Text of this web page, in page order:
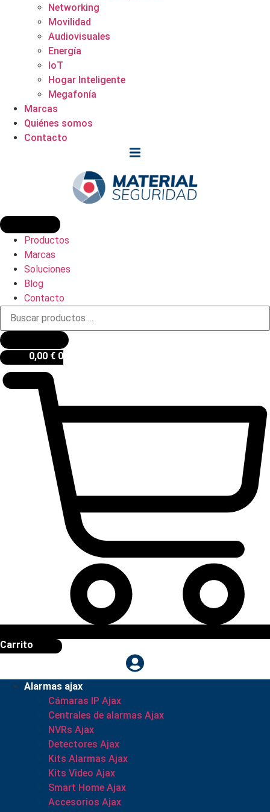
Networking
Movilidad
Audiovisuales
Energía
IoT
Hogar Inteligente
Megafonía
Marcas
Quiénes somos
Contacto
Productos
Marcas
Soluciones
Blog
Contacto
Búsqueda
productos
0,00 € 0
Carrito
Alarmas ajax
Cámaras IP Ajax
Centrales de alarmas Ajax
NVRs Ajax
Detectores Ajax
Kits Alarmas Ajax
Kits Video Ajax
Smart Home Ajax
Accesorios Ajax